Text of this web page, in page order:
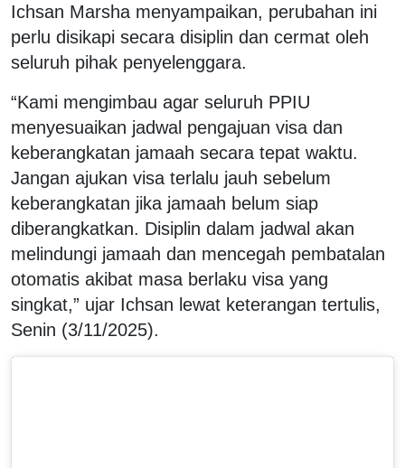
Ichsan Marsha menyampaikan, perubahan ini
perlu disikapi secara disiplin dan cermat oleh
seluruh pihak penyelenggara.
“Kami mengimbau agar seluruh PPIU
menyesuaikan jadwal pengajuan visa dan
keberangkatan jamaah secara tepat waktu.
Jangan ajukan visa terlalu jauh sebelum
keberangkatan jika jamaah belum siap
diberangkatkan. Disiplin dalam jadwal akan
melindungi jamaah dan mencegah pembatalan
otomatis akibat masa berlaku visa yang
singkat,” ujar Ichsan lewat keterangan tertulis,
Senin (3/11/2025).